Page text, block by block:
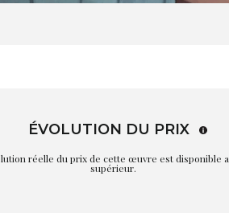
ÉVOLUTION DU PRIX
réelle du prix de cette œuvre est disponible
supérieur.